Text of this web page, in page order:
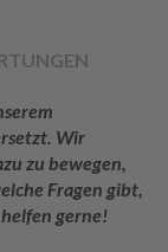
Wir
zu bewegen,
Fragen gibt,
gerne!